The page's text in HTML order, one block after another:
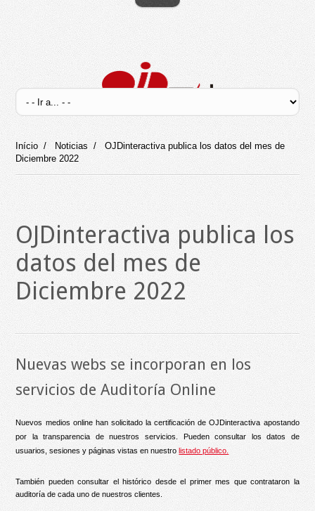
Início /Noticias /OJDinteractiva publica los datos del mes de
Diciembre 2022
OJDinteractiva publica los
datos del mes de
Diciembre 2022
Nuevas webs se incorporan en los
servicios de Auditoría Online
Nuevos medios online han solicitado la certificación de OJDinteractiva apostando
por la transparencia de nuestros servicios. Pueden consultar los datos de
usuarios, sesiones y páginas vistas en nuestrolistado público.
También pueden consultar el histórico desde el primer mes que contrataron la
auditoría de cada uno de nuestros clientes.